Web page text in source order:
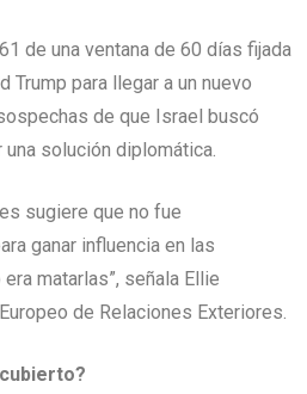
de una ventana de 60 días fijada
Trump para llegar a un nuevo
de que Israel buscó
solución diplomática.
sugiere que no fue
ganar influencia en las
matarlas”, señala Ellie
de Relaciones Exteriores.